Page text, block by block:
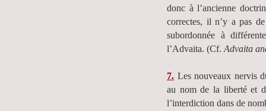
donc à l’ancienne
correctes, il n’y a pas
subordonnée à
l’Advaita. (Cf. Advaita
7. Les nouveaux nervis
au nom de la liberté et
l’interdiction dans de